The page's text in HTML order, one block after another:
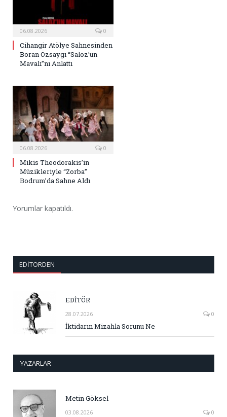
06.08.2026 0
Cihangir Atölye Sahnesinden
Boran Özsaygı “Saloz’un
Mavalı”nı Anlattı
06.08.2026 0
Mikis Theodorakis’in
Müzikleriyle “Zorba”
Bodrum’da Sahne Aldı
Yorumlar kapatıldı.
EDITÖRDEN
EDİTÖR
28.07.2026 0
İktidarın Mizahla Sorunu Ne
YAZARLAR
Metin Göksel
03.08.2026 0